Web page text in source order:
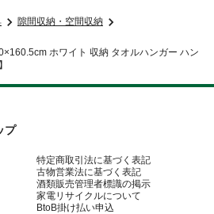
隙間収納・空間収納
ホワイト 収納 タオルハンガー ハン
プ
特定商取引法に基づく表記
古物営業法に基づく表記
酒類販売管理者標識の掲示
家電リサイクルについて
BtoB掛け払い申込